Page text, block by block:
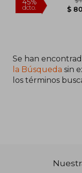
45%
dcto.
Se han
la Búsqueda sin
los términos